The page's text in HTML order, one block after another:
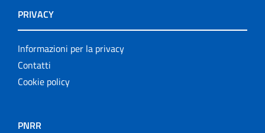
PRIVACY
Informazioni per la privacy
Contatti
Cookie policy
PNRR